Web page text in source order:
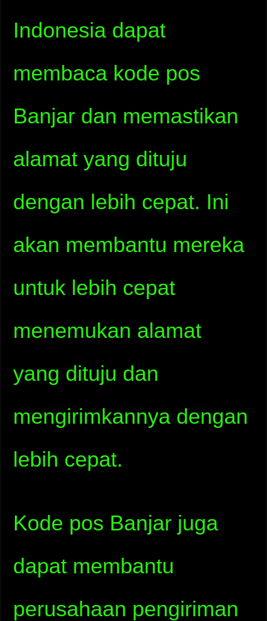
Indonesia dapat
membaca kode pos
Banjar dan memastikan
alamat yang dituju
dengan lebih cepat. Ini
akan membantu mereka
untuk lebih cepat
menemukan alamat
yang dituju dan
mengirimkannya dengan
lebih cepat.
Kode pos Banjar juga
dapat membantu
perusahaan pengiriman